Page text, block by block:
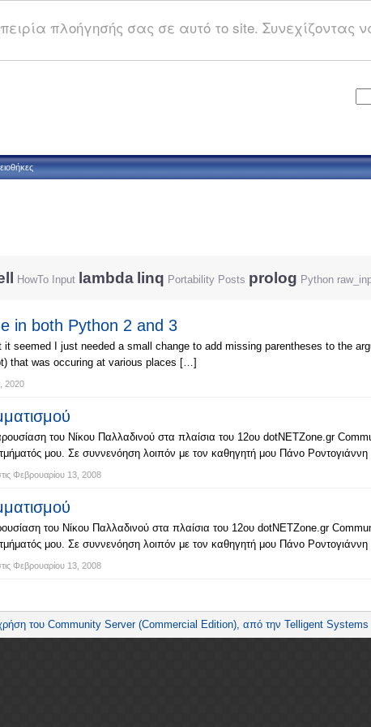
πλοήγησής σας σε αυτό το site. Συνεχίζοντας
HowTo Input lambda linq Portability Posts prolog Python
in both Python 2 and 3
seemed I just needed a small change to add missing parentheses to the
that was occuring at various places […]
2020
του Νίκου Παλλαδινού στα πλαίσια του 12ου dotNETZone.gr
μου. Σε συννενόηση λοιπόν με τον καθηγητή μου Πάνο
Φεβρουαρίου 13, 2008
του Νίκου Παλλαδινού στα πλαίσια του 12ου dotNETZone.gr
μου. Σε συννενόηση λοιπόν με τον καθηγητή μου Πάνο
Φεβρουαρίου 13, 2008